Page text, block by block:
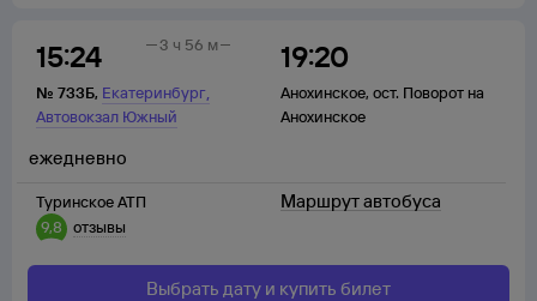
15:24
№ 733Б, Екатеринбург,
Автовокзал Южный
19:20
Анохинское, ост. Поворот на
Анохинское
3 ч 56 м
Туринское АТП
9,8
отзывы
ежедневно
Маршрут автобуса
Выбрать дату и купить билет